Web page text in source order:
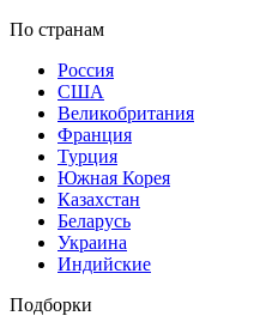
По странам
Россия
США
Великобритания
Франция
Турция
Южная Корея
Казахстан
Беларусь
Украина
Индийские
Подборки